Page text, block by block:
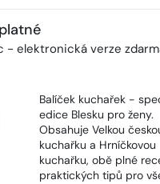
- elektronická verze
Balíček kuchařek -
edice Blesku pro ženy.
Obsahuje Velkou
kuchařku a Hrníčkovou
kuchařku, obě plné
praktických tipů pro